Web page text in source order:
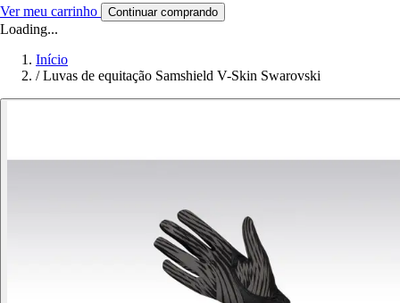
Ver meu carrinho Continuar comprando
Loading...
Início
/ Luvas de equitação Samshield V-Skin Swarovski